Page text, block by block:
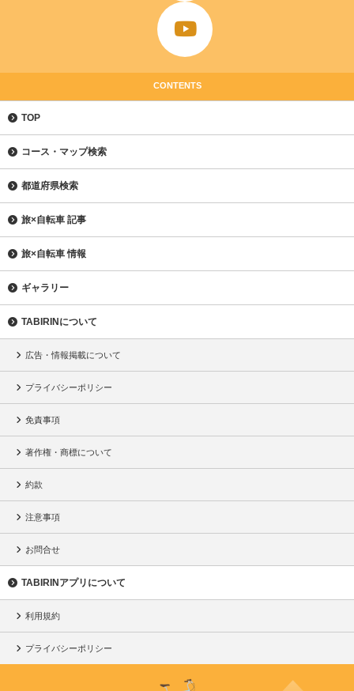
CONTENTS
TOP
コース・マップ検索
都道府県検索
旅×自転車 記事
旅×自転車 情報
ギャラリー
TABIRINについて
広告・情報掲載について
プライバシーポリシー
免責事項
著作権・商標について
約款
注意事項
お問合せ
TABIRINアプリについて
利用規約
プライバシーポリシー